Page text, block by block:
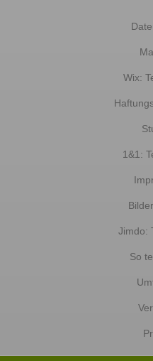
Wix:
1&1:
Jimdo:
So